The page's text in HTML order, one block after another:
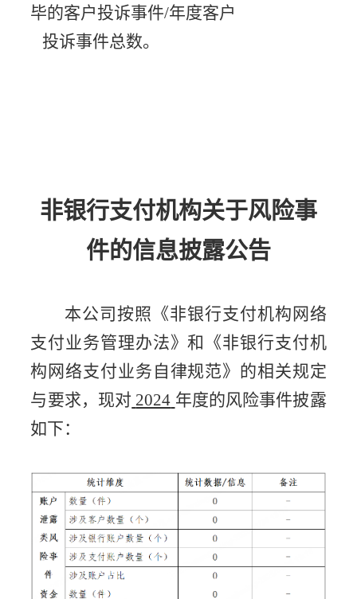
毕的客户投诉事件/年度客户
投诉事件总数。
非银行支付机构关于风险事
件的信息披露公告
本公司按照《非银行支付机构网络
支付业务管理办法》和《非银行支付机
构网络支付业务自律规范》的相关规定
与要求，现对 2024 年度的风险事件披露
如下：